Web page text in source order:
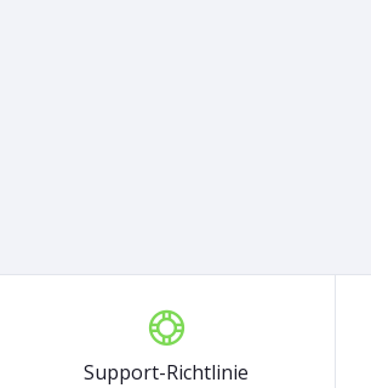
Support-Richtlinie